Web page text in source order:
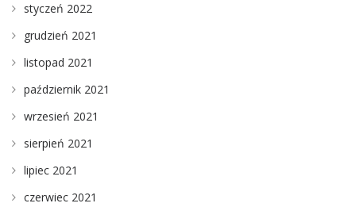
styczeń 2022
grudzień 2021
listopad 2021
październik 2021
wrzesień 2021
sierpień 2021
lipiec 2021
czerwiec 2021